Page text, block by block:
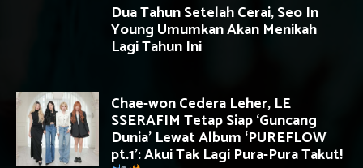
Dua Tahun Setelah Cerai, Seo In
Young Umumkan Akan Menikah
Lagi Tahun Ini
Chae-won Cedera Leher, LE
SSERAFIM Tetap Siap ‘Guncang
Dunia’ Lewat Album ‘PUREFLOW
pt.1’: Akui Tak Lagi Pura-Pura Takut!